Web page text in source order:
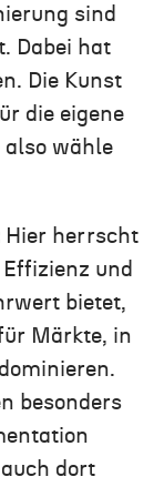
sind
Dabei hat
Die Kunst
die eigene
also wähle
Hier herrscht
und
bietet,
Märkte, in
besonders
dort